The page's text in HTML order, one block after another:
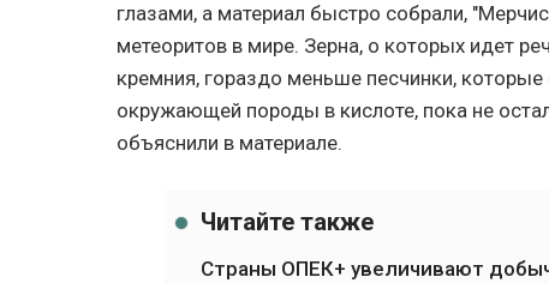
глазами, а материал быстро собрали,
метеоритов в мире. Зерна, о которых идет
кремния, гораздо меньше песчинки,
окружающей породы в кислоте, пока не
объяснили в материале.
Читайте также
Страны ОПЕК+ увеличивают